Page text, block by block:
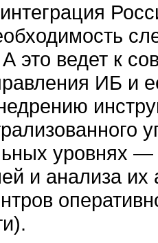
А это ведет к
ИБ и
уровнях
и анализа их